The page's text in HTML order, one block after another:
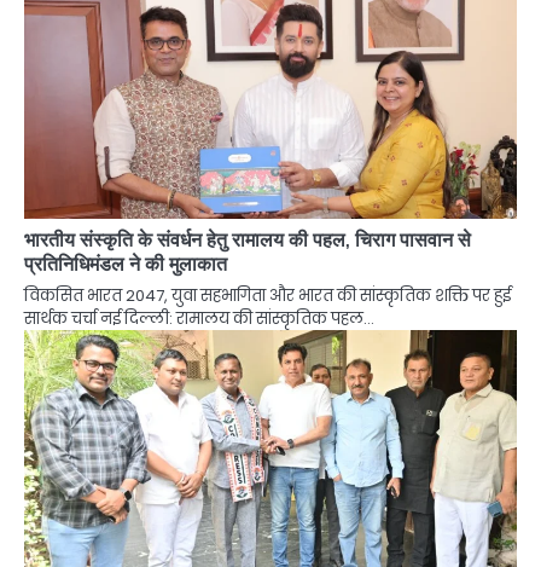
भारतीय संस्कृति के संवर्धन हेतु रामालय की पहल, चिराग पासवान से
प्रतिनिधिमंडल ने की मुलाकात
विकसित भारत 2047, युवा सहभागिता और भारत की सांस्कृतिक शक्ति पर हुई
सार्थक चर्चा नई दिल्ली: रामालय की सांस्कृतिक पहल…